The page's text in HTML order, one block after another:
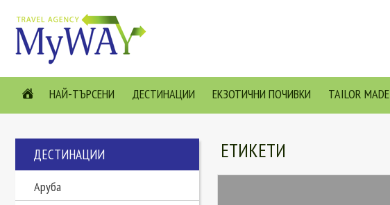
НАЙ-ТЪРСЕНИ ДЕСТИНАЦИИ ЕКЗОТИЧНИ ПОЧИВКИ TAILOR MADE
ДЕСТИНАЦИИ
Аруба
ЕТИКЕТИ